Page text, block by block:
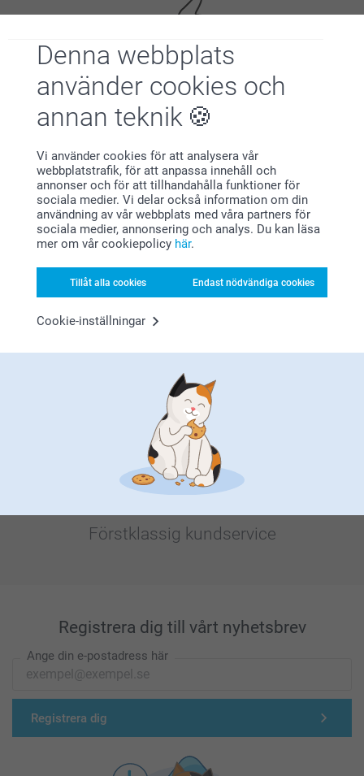
Denna webbplats
använder cookies och
annan teknik
Vi använder cookies för att analysera vår
webbplatstrafik, för att anpassa innehåll och
annonser och för att tillhandahålla funktioner för
sociala medier. Vi delar också information om din
användning av vår webbplats med våra partners för
sociala medier, annonsering och analys. Du kan läsa
mer om vår cookiepolicy här.
Tillåt alla cookies Endast nödvändiga cookies
Cookie-inställningar
Nöjd kundgaranti
Bonus på alla dina köp
Letar du efter inspiration?
Förstklassig kundservice
Registrera dig till vårt nyhetsbrev
Ange din e-postadress här
Registrera dig